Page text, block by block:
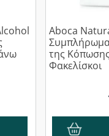
Aboca
της
Φακελίσκοι